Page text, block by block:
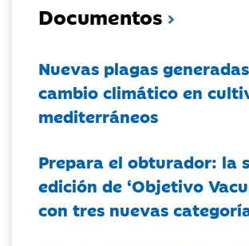
Documentos
Nuevas plagas
cambio climático en
mediterráneos
Prepara el obturador: la
edición de ‘Objetivo
con tres nuevas